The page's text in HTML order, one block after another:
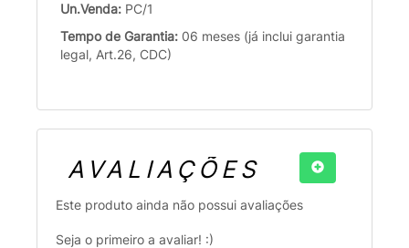
Un.Venda: PC/1
Tempo de Garantia: 06 meses (já inclui garantia
legal, Art.26, CDC)
AVALIAÇÕES
Este produto ainda não possui avaliações
Seja o primeiro a avaliar! :)